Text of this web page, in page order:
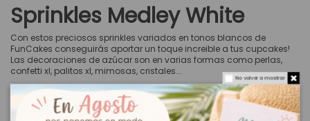
Sprinkles Medley White
Con estos preciosos sprinkles variados en tonos blancos de
FunCakes conseguirás aportar un toque increible a tus cupcakes!
Las decoraciones de azúcar son en varias formas como perlas,
confetti xl, palitos xl, mimosas, cristales...
La mezcla de sprinkles es perfecta para decorar tartas, cupcakes,
donuts, galletas, postres, helados y mucho más. No solo tienen un
aspecto bonito, sino que también saben deliciosos.
No volver a mostrar